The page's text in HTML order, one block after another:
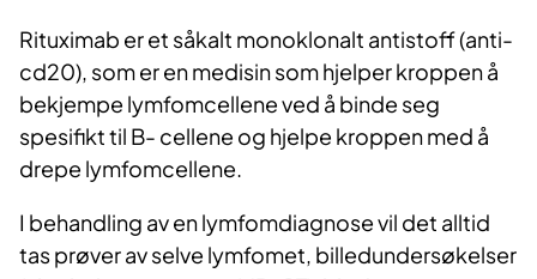
Rituximab er et såkalt monoklonalt antistoff (anti-
cd20), som er en medisin som hjelper kroppen å
bekjempe lymfomcellene ved å binde seg
spesifikt til B- cellene og hjelpe kroppen med å
drepe lymfomcellene.
I behandling av en lymfomdiagnose vil det alltid
tas prøver av selve lymfomet, billedundersøkelser